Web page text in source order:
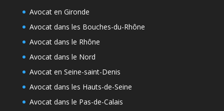
Avocat en Gironde
Avocat dans les Bouches-du-Rhône
Avocat dans le Rhône
Avocat dans le Nord
Avocat en Seine-saint-Denis
Avocat dans les Hauts-de-Seine
Avocat dans le Pas-de-Calais